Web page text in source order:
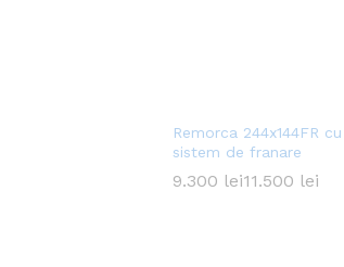
Remorca 244x144FR cu
sistem de franare
9.300 lei11.500 lei
9.300 lei11.500 lei